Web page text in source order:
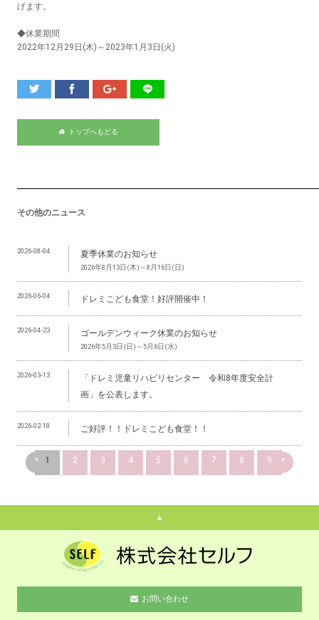
げます。
◆休業期間
2022年12月29日(木)～2023年1月3日(火)
トップへもどる
その他のニュース
2026-08-04 夏季休業のお知らせ
2026年8月13日(木)～8月16日(日)
2026-06-04 ドレミこども食堂！好評開催中！
2026-04-23 ゴールデンウィーク休業のお知らせ
2026年5月3日(日)～5月6日(水)
2026-03-13
「ドレミ児童リハビリセンター 令和8年度安全計
画」を公表します。
2026-02-18 ご好評！！ドレミこども食堂！！
< 1 2 3 4 5 6 7 8 9 >
▲
お問い合わせ